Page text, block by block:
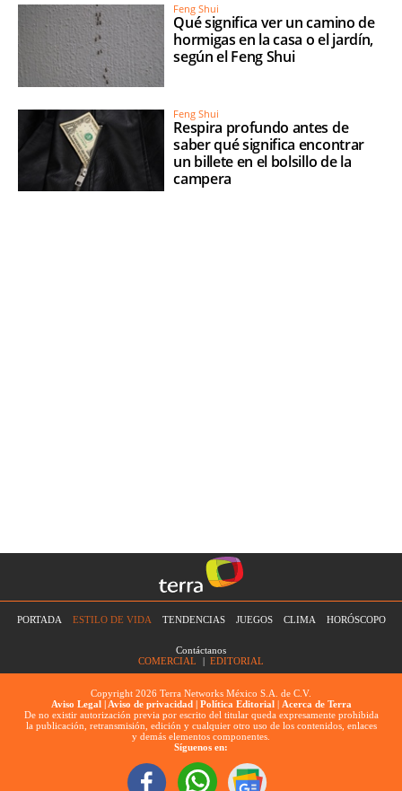
Feng Shui
Qué significa ver un camino de
hormigas en la casa o el jardín,
según el Feng Shui
Feng Shui
Respira profundo antes de
saber qué significa encontrar
un billete en el bolsillo de la
campera
PORTADA ESTILO DE VIDA TENDENCIAS JUEGOS CLIMA HORÓSCOPO
Contáctanos
COMERCIAL
EDITORIAL
Copyright 2026 Terra Networks México S.A. de C.V.
Aviso Legal |
Aviso de privacidad | Política Editorial
Acerca de Terra
De no existir autorización previa por escrito del titular queda expresamente prohibida
la publicación, retransmisión, edición y cualquier otro uso de los contenidos, enlaces
y demás elementos componentes.
Síguenos en: